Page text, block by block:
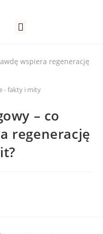
- fakty i mity
– co
regenerację